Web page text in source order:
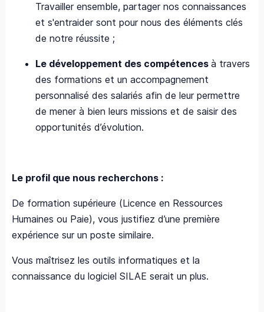
Travailler ensemble, partager nos connaissances
et s'entraider sont pour nous des éléments clés
de notre réussite ;
Le développement des compétences à travers
des formations et un accompagnement
personnalisé des salariés afin de leur permettre
de mener à bien leurs missions et de saisir des
opportunités d’évolution.
Le profil que nous recherchons :
De formation supérieure (Licence en Ressources
Humaines ou Paie), vous justifiez d’une première
expérience sur un poste similaire.
Vous maîtrisez les outils informatiques et la
connaissance du logiciel SILAE serait un plus.